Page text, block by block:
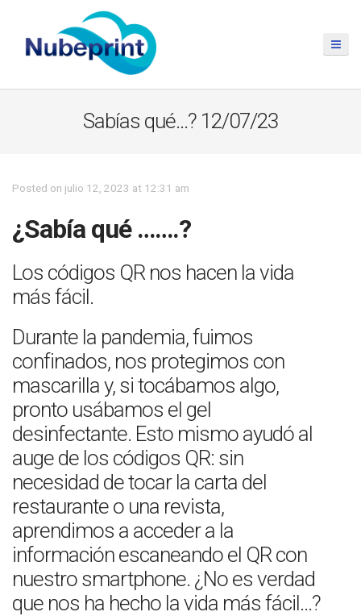
Sabías qué…? 12/07/23
Posted on julio 12, 2023 at 12:31 am
¿Sabía qué …….?
Los códigos QR nos hacen la vida
más fácil.
Durante la pandemia, fuimos
confinados, nos protegimos con
mascarilla y, si tocábamos algo,
pronto usábamos el gel
desinfectante. Esto mismo ayudó al
auge de los códigos QR: sin
necesidad de tocar la carta del
restaurante o una revista,
aprendimos a acceder a la
información escaneando el QR con
nuestro smartphone. ¿No es verdad
que nos ha hecho la vida más fácil…?